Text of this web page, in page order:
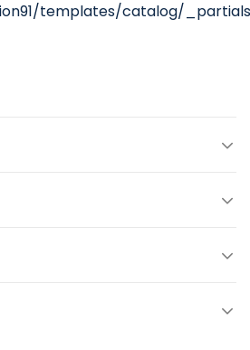
templates/catalog/